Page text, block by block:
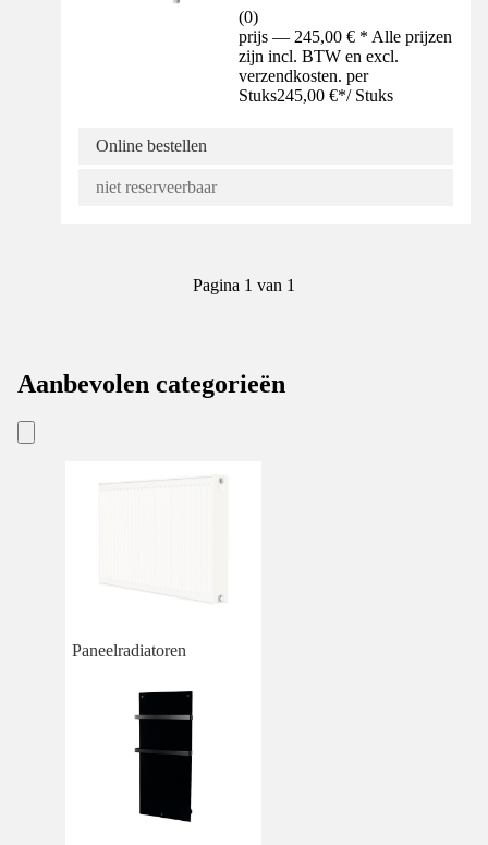
(0)
prijs — 245,00 € * Alle prijzen
zijn incl. BTW en excl.
verzendkosten. per
Stuks245,00 €*/ Stuks
Online bestellen
niet reserveerbaar
Pagina 1 van 1
Aanbevolen categorieën
Paneelradiatoren